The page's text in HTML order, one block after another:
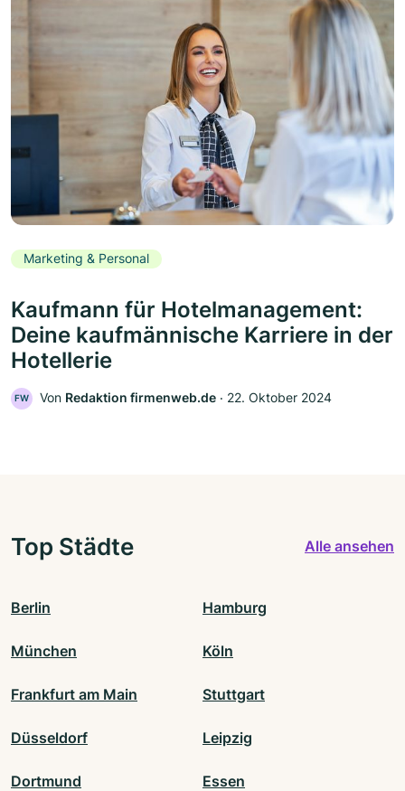
Marketing & Personal
Kaufmann für Hotelmanagement:
Deine kaufmännische Karriere in der
Hotellerie
FW Von Redaktion firmenweb.de ‧ 22. Oktober 2024
Top Städte Alle ansehen
Berlin Hamburg
München Köln
Frankfurt am Main Stuttgart
Düsseldorf Leipzig
Dortmund Essen